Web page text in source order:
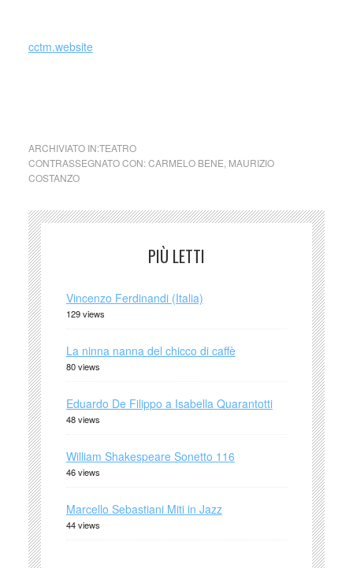
cctm.website
ARCHIVIATO IN:TEATRO
CONTRASSEGNATO CON:CARMELO BENE MAURIZIO
COSTANZO
PIÙ LETTI
Vincenzo Ferdinandi (Italia)
129 views
La ninna nanna del chicco di caffè
80 views
Eduardo De Filippo a Isabella Quarantotti
48 views
William Shakespeare Sonetto 116
46 views
Marcello Sebastiani Miti in Jazz
44 views